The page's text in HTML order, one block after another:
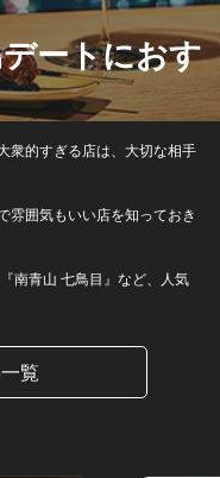
ートにおす
衆的すぎる店は、大切な相手
雰囲気もいい店を知っておき
南青山 七鳥目』など、人気
覧